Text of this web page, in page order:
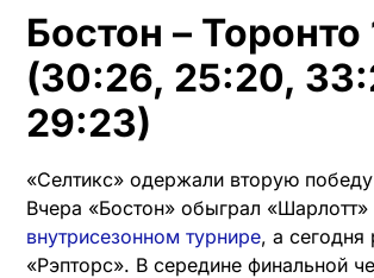
Бостон – Торонто
(30:26, 25:20,
29:23)
«Селтикс» одержали вторую
Вчера «Бостон» обыграл «Шарлотт»
внутрисезонном турнире, а сегодня
«Рэпторс». В середине финальной